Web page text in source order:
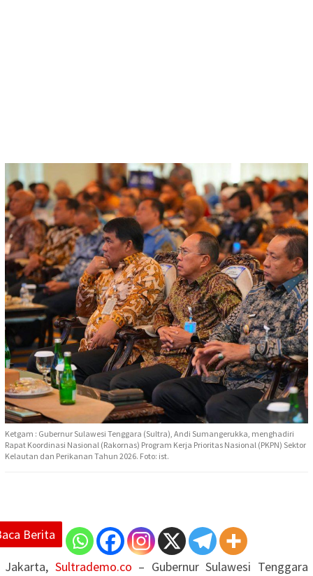
Ketgam : Gubernur Sulawesi Tenggara (Sultra), Andi Sumangerukka, menghadiri
Rapat Koordinasi Nasional (Rakornas) Program Kerja Prioritas Nasional (PKPN) Sektor
Kelautan dan Perikanan Tahun 2026. Foto: ist.
Berita
Jakarta, Sultrademo.co – Gubernur Sulawesi Tenggara